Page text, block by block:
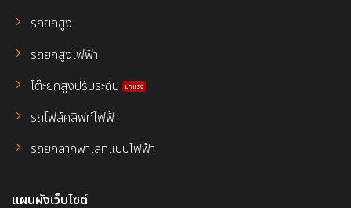
รถยกสูง
รถยกสูงไฟฟ้า
โต๊ะยกสูงปรับระดับ
รถโฟล์คลิฟท์ไฟฟ้า
รถยกลากพาเลทแบบไฟฟ้า
แผนผังเว็บไซต์